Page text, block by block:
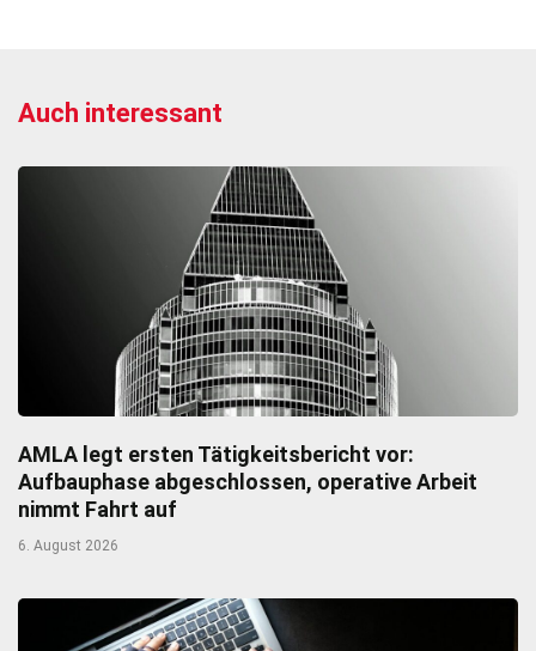
Auch interessant
AMLA legt ersten Tätigkeitsbericht vor:
Aufbauphase abgeschlossen, operative Arbeit
nimmt Fahrt auf
6. August 2026